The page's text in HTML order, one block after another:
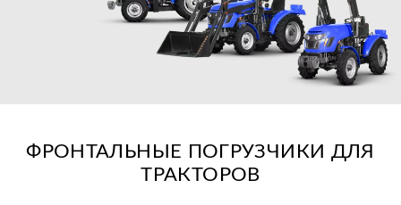
ФРОНТАЛЬНЫЕ ПОГРУЗЧИКИ ДЛЯ
ТРАКТОРОВ